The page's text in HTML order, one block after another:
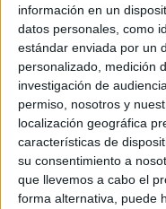
información en un
datos personales, como
estándar enviada por un
personalizado, medición
investigación de
permiso, nosotros y
localización geográfica
características de
su consentimiento a
que llevemos a cabo el
forma alternativa, puede
Sobre ti
Soy:*
Chico
Chica
¿En qué año terminas